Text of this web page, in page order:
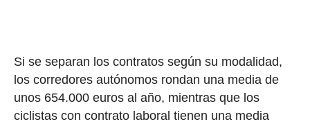
Si se separan los contratos según su modalidad,
los corredores autónomos rondan una media de
unos 654.000 euros al año, mientras que los
ciclistas con contrato laboral tienen una media